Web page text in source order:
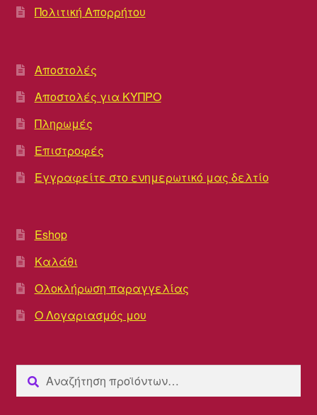
Πολιτική Απορρήτου
Αποστολές
Αποστολές για ΚΥΠΡΟ
Πληρωμές
Επιστροφές
Εγγραφείτε στο ενημερωτικό μας δελτίο
Eshop
Καλάθι
Ολοκλήρωση παραγγελίας
Ο Λογαριασμός μου
Αναζήτηση
για:
Αναζήτηση